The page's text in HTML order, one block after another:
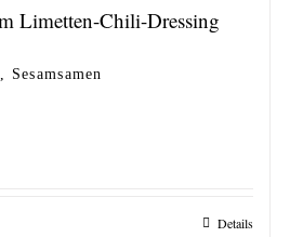
Limetten-Chili-Dressing
Details